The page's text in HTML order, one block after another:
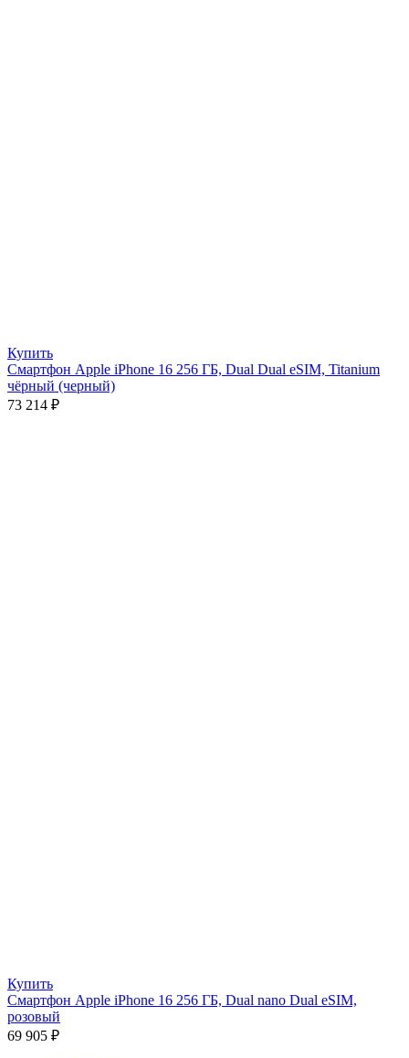
Купить
Смартфон Apple iPhone 16 256 ГБ, Dual Dual eSIM, Titanium
чёрный (черный)
73 214 ₽
Купить
Смартфон Apple iPhone 16 256 ГБ, Dual nano Dual eSIM,
розовый
69 905 ₽